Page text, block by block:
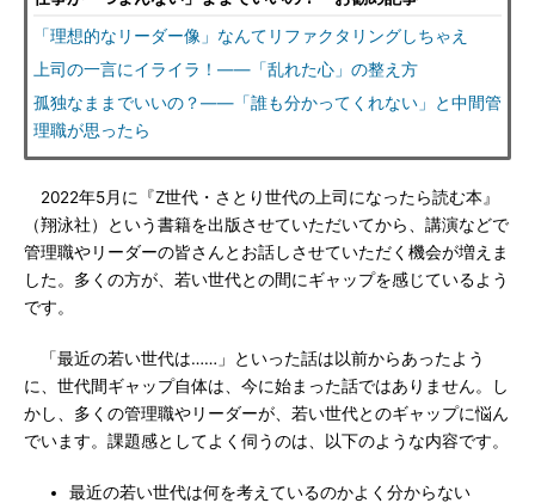
「理想的なリーダー像」なんてリファクタリングしちゃえ
上司の一言にイライラ！――「乱れた心」の整え方
孤独なままでいいの？――「誰も分かってくれない」と中間管
理職が思ったら
2022年5月に『Z世代・さとり世代の上司になったら読む本』
（翔泳社）という書籍を出版させていただいてから、講演などで
管理職やリーダーの皆さんとお話しさせていただく機会が増えま
した。多くの方が、若い世代との間にギャップを感じているよう
です。
「最近の若い世代は……」といった話は以前からあったよう
に、世代間ギャップ自体は、今に始まった話ではありません。し
かし、多くの管理職やリーダーが、若い世代とのギャップに悩ん
でいます。課題感としてよく伺うのは、以下のような内容です。
最近の若い世代は何を考えているのかよく分からない